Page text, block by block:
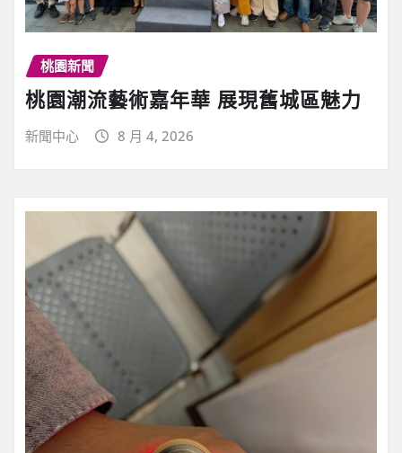
桃園新聞
桃園潮流藝術嘉年華 展現舊城區魅力
新聞中心 8 月 4, 2026